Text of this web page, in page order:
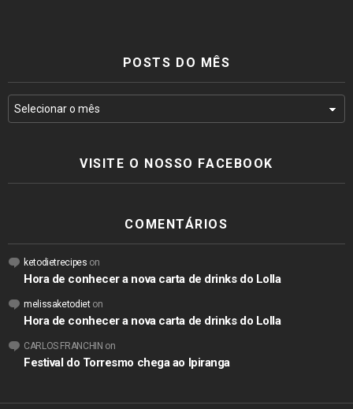
POSTS DO MÊS
VISITE O NOSSO FACEBOOK
COMENTÁRIOS
ketodietrecipes on
Hora de conhecer a nova carta de drinks do Lolla
melissaketodieton
Hora de conhecer a nova carta de drinks do Lolla
CARLOS FRANCHIN on
Festival do Torresmo chega ao Ipiranga